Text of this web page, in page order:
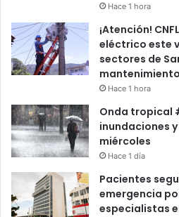
Hace 1 hora
¡Atención!
eléctrico este
sectores de
mantenimiento
Hace 1 hora
Onda tropical
inundaciones
miércoles
Hace 1 día
Pacientes
emergencia
especialistas